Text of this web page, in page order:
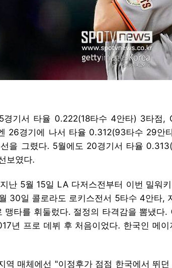
경기서 타율 0.222(18타수 4안타) 3타점,
26경기에 나서 타율 0.312(93타수 29안
을 그렸다. 5월에도 20경기서 타율
보였다.
난 5월 15일 LA 다저스전부터 이번 밀워
30일 콜로라도 로키스전서 5타수 4안타,
맹타를 휘둘렀다. 절정의 타격감을 뽐냈다.
년 프로 데뷔 후 처음이었다. 한국인 메
역 매체에선 "이정후가 점점 한국에서 뛰